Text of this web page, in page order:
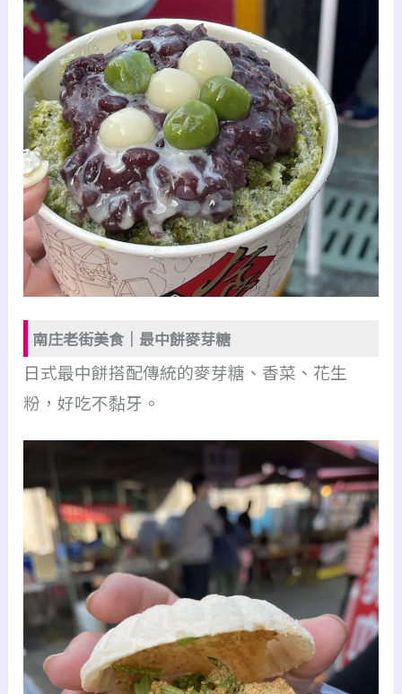
南庄老街美食｜最中餅麥芽糖
日式最中餅搭配傳統的麥芽糖、香菜、花生
粉，好吃不黏牙。